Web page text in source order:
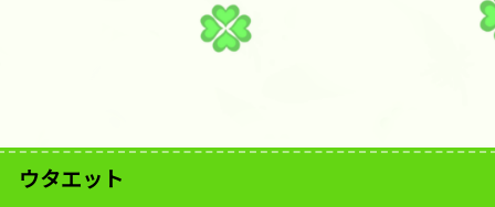
ウタエット